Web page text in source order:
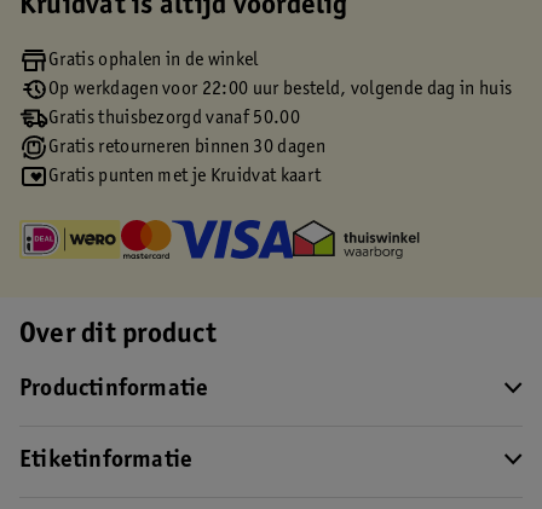
Kruidvat is altijd voordelig
Gratis ophalen in de winkel
Op werkdagen voor 22:00 uur besteld, volgende dag in huis
Gratis thuisbezorgd vanaf 50.00
Gratis retourneren binnen 30 dagen
Gratis punten met je Kruidvat kaart
Over dit product
Productinformatie
Etiketinformatie